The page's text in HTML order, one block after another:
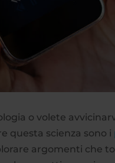
o volete
questa scienza sono i
argomenti che